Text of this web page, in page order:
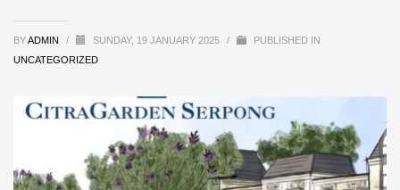
BYADMIN / SUNDAY, 19 JANUARY 2025 /
PUBLISHED IN
UNCATEGORIZED